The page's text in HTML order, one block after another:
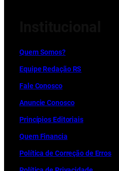
Quem Somos?
Equipe Redação RS
Fale Conosco
Anuncie Conosco
Princípios Editoriais
Quem Financia
Política de Correção de Erros